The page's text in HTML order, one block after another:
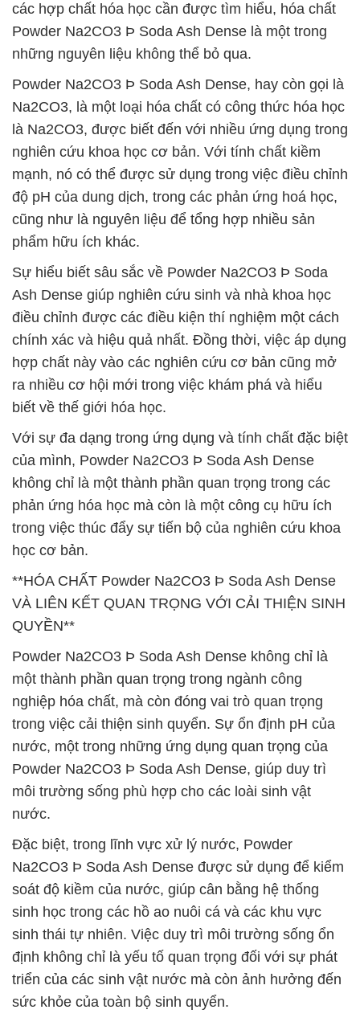
các hợp chất hóa học cần được tìm hiểu, hóa chất
Powder Na2CO3 Þ Soda Ash Dense là một trong
những nguyên liệu không thể bỏ qua.
Powder Na2CO3 Þ Soda Ash Dense, hay còn gọi là
Na2CO3, là một loại hóa chất có công thức hóa học
là Na2CO3, được biết đến với nhiều ứng dụng trong
nghiên cứu khoa học cơ bản. Với tính chất kiềm
mạnh, nó có thể được sử dụng trong việc điều chỉnh
độ pH của dung dịch, trong các phản ứng hoá học,
cũng như là nguyên liệu để tổng hợp nhiều sản
phẩm hữu ích khác.
Sự hiểu biết sâu sắc về Powder Na2CO3 Þ Soda
Ash Dense giúp nghiên cứu sinh và nhà khoa học
điều chỉnh được các điều kiện thí nghiệm một cách
chính xác và hiệu quả nhất. Đồng thời, việc áp dụng
hợp chất này vào các nghiên cứu cơ bản cũng mở
ra nhiều cơ hội mới trong việc khám phá và hiểu
biết về thế giới hóa học.
Với sự đa dạng trong ứng dụng và tính chất đặc biệt
của mình, Powder Na2CO3 Þ Soda Ash Dense
không chỉ là một thành phần quan trọng trong các
phản ứng hóa học mà còn là một công cụ hữu ích
trong việc thúc đẩy sự tiến bộ của nghiên cứu khoa
học cơ bản.
**HÓA CHẤT Powder Na2CO3 Þ Soda Ash Dense
VÀ LIÊN KẾT QUAN TRỌNG VỚI CẢI THIỆN SINH
QUYỀN**
Powder Na2CO3 Þ Soda Ash Dense không chỉ là
một thành phần quan trọng trong ngành công
nghiệp hóa chất, mà còn đóng vai trò quan trọng
trong việc cải thiện sinh quyển. Sự ổn định pH của
nước, một trong những ứng dụng quan trọng của
Powder Na2CO3 Þ Soda Ash Dense, giúp duy trì
môi trường sống phù hợp cho các loài sinh vật
nước.
Đặc biệt, trong lĩnh vực xử lý nước, Powder
Na2CO3 Þ Soda Ash Dense được sử dụng để kiểm
soát độ kiềm của nước, giúp cân bằng hệ thống
sinh học trong các hồ ao nuôi cá và các khu vực
sinh thái tự nhiên. Việc duy trì môi trường sống ổn
định không chỉ là yếu tố quan trọng đối với sự phát
triển của các sinh vật nước mà còn ảnh hưởng đến
sức khỏe của toàn bộ sinh quyển.